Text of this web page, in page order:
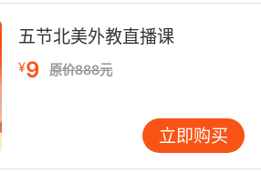
、公主等孩子喜爱的主题，用
教材体系决定学习路径。好的
精心绘制的地图，能清晰、科
点抵达目标。你需要了解：课
是否均衡覆盖听说读写技能？
进、符合语言习得规律的？ 有
进教材，语言内容更地道，但
五节北美外教直播课
¥9 原价888元
立即购买